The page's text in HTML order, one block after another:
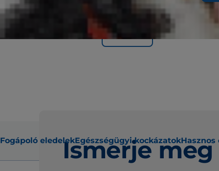
Tünetek
Fogápoló eledelekEgészségügyi kockázatokHasznos
Ismerje meg